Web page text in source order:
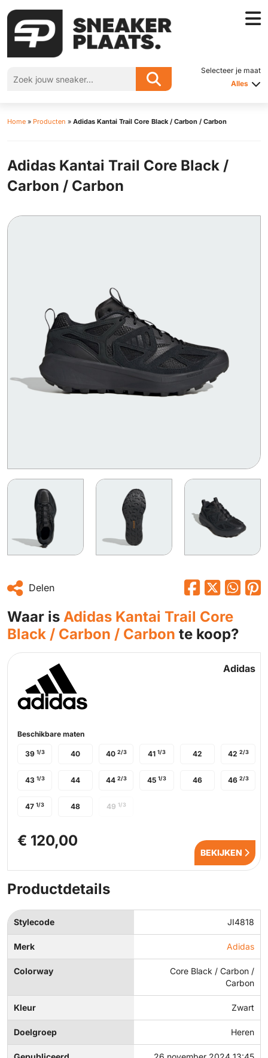
Selecteer je maat
Alles
Home » Producten » Adidas Kantai Trail Core Black / Carbon / Carbon
Adidas Kantai Trail Core Black /
Carbon / Carbon
Delen
Waar is Adidas Kantai Trail Core
Black / Carbon / Carbon te koop?
Adidas
Beschikbare maten
39 1/3 40 40 2/3 41 1/3 42 42 2/3
43 1/3 44 44 2/3 45 1/3 46 46 2/3
47 1/3 48 49 1/3
€ 120,00
BEKIJKEN
Productdetails
Stylecode JI4818
Merk Adidas
Colorway
Core Black / Carbon /
Carbon
Kleur Zwart
Doelgroep Heren